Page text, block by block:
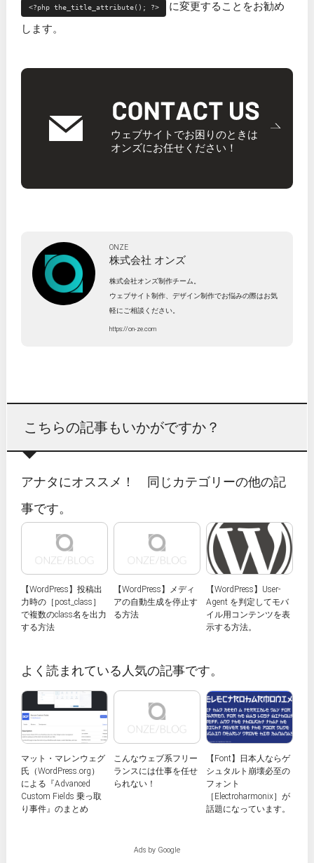
<?php the_title_attribute(); ?>
に変更することをお勧め
します。
ウェブサイトでお困りのときは
オンズにお任せください！
ONZE
株式会社 オンズ
株式会社オンズ制作チーム。
ウェブサイト制作、デザイン制作でお悩みの際はお気
軽にご相談ください。
https://on-ze.com
こちらの記事もいかがですか？
アナタにオススメ！ 同じカテゴリーの他の記
事です。
【WordPress】投稿出
力時の［post_class］
で複数のclass名を出力
する方法
【WordPress】メディ
アの自動生成を停止す
る方法
【WordPress】User-
Agent を判定してモバ
イル用コンテンツを表
示する方法。
よく読まれている人気の記事です。
マット・マレンウェグ
氏（WordPress.org）
による『Advanced
Custom Fields 乗っ取
り事件』のまとめ
こんなウェブ系フリー
ランスには仕事を任せ
られない！
【Font】日本人ならゲ
シュタルト崩壊必至の
フォント
［Electroharmonix］が
話題になっています。
Ads by Google